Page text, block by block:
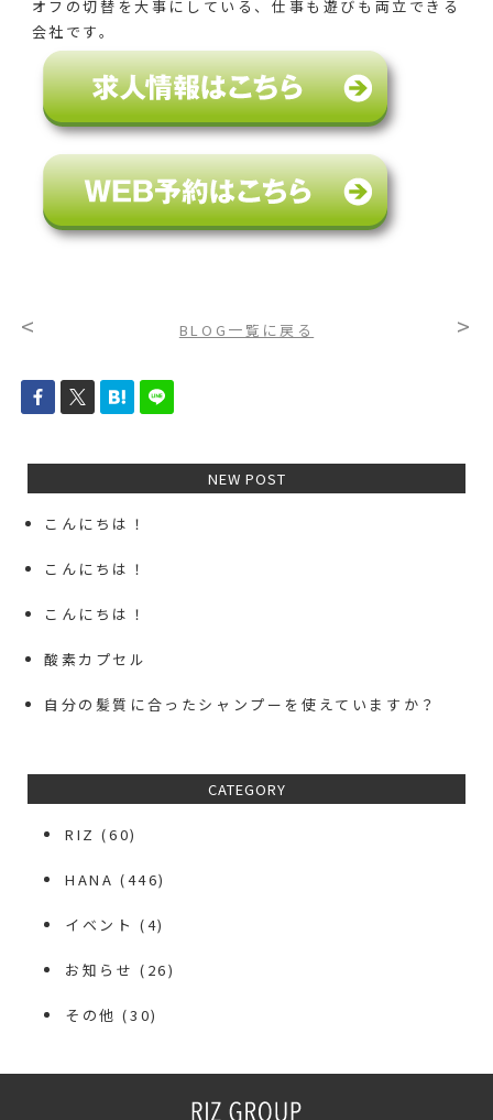
オフの切替を大事にしている、仕事も遊びも両立できる
会社です。
< BLOG一覧に戻る >
NEW POST
こんにちは！
こんにちは！
こんにちは！
酸素カプセル
自分の髪質に合ったシャンプーを使えていますか？
CATEGORY
RIZ (60)
HANA (446)
イベント (4)
お知らせ (26)
その他 (30)